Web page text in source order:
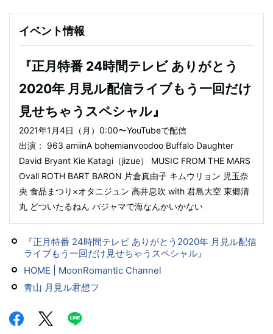
イベント情報
『正月特番 24時間テレビ ありがとう
2020年 月見ル配信ライブもう一回だけ
見せちゃうスペシャル』
2021年1月4日（月）0:00〜YouTubeで配信
出演： 963 amiinA bohemianvoodoo Buffalo Daughter
David Bryant Kie Katagi（jizue） MUSIC FROM THE MARS
Ovall ROTH BART BARON 片倉真由子 キムウリョン 児玉奈
央 食品まつり×オタニジュン 高井息吹 with 君島大空 東郷清
丸 どついたるねん パジャマで海なんかいかない
『正月特番 24時間テレビ ありがとう2020年 月見ル配信
ライブもう一回だけ見せちゃうスペシャル』
HOME | MoonRomantic Channel
青山 月見ル君想フ